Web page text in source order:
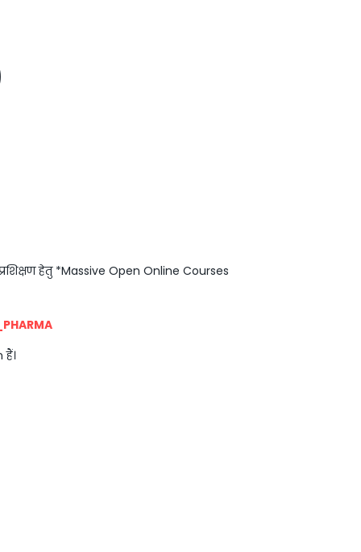
हेतु *Massive Open Online Courses